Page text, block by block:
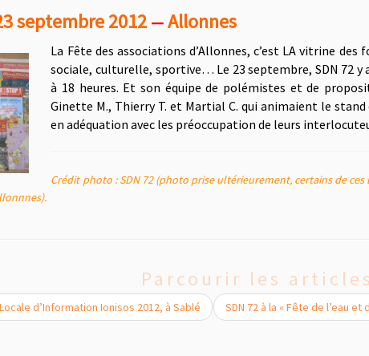
septembre 2012 — Allonnes
La Fête des associations d’Allonnes, c’est LA vitrine
sociale, culturelle, sportive… Le 23 septembre, SDN 72 y
à 18 heures. Et son équipe de polémistes et de
Ginette M., Thierry T. et Martial C. qui animaient le
en adéquation avec les préoccupation de leurs
Crédit photo : SDN 72 (photo prise ultérieurement, certains de
Parcourir les articles
d’Information Ionisos 2012, à Sablé SDN 72 à la « Fête de l’eau